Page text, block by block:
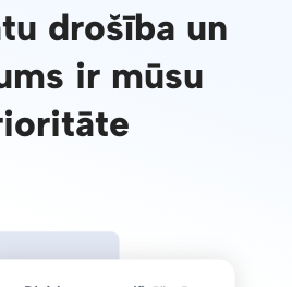
drošība un
ir mūsu